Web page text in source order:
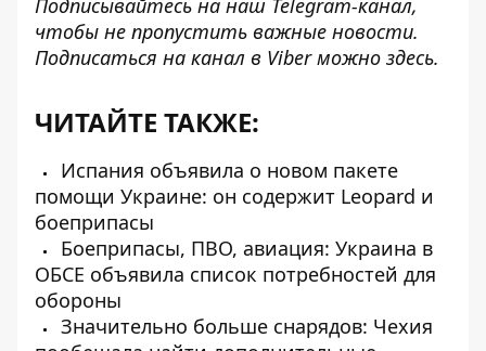
Подписывайтесь на наш Telegram-канал,
чтобы не пропустить важные новости.
Подписаться на канал в Viber можно здесь.
ЧИТАЙТЕ ТАКЖЕ:
Испания объявила о новом пакете
помощи Украине: он содержит Leopard и
боеприпасы
Боеприпасы, ПВО, авиация: Украина в
ОБСЕ объявила список потребностей для
обороны
Значительно больше снарядов: Чехия